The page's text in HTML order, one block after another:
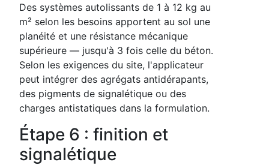
Des systèmes autolissants de 1 à 12 kg au
m² selon les besoins apportent au sol une
planéité et une résistance mécanique
supérieure — jusqu'à 3 fois celle du béton.
Selon les exigences du site, l'applicateur
peut intégrer des agrégats antidérapants,
des pigments de signalétique ou des
charges antistatiques dans la formulation.
Étape 6 : finition et
signalétique